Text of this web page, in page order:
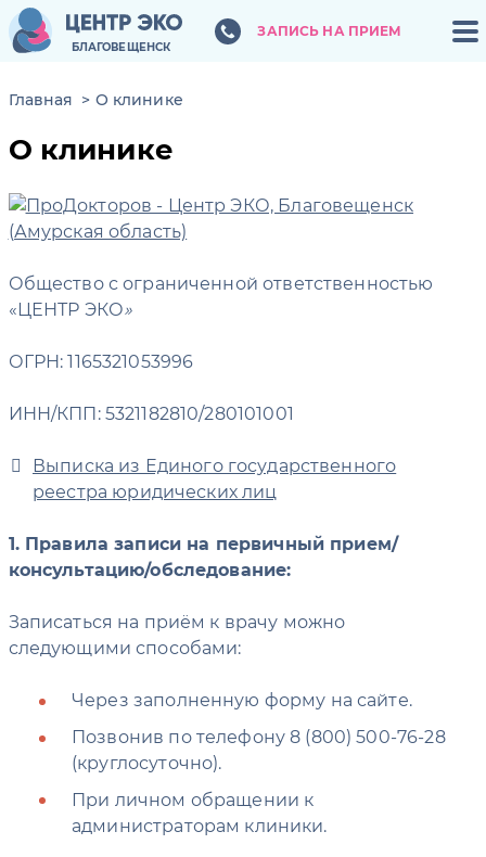
БЛАГОВЕЩЕНСК
ЗАПИСЬ НА ПРИЕМ
БЛАГОВЕЩЕНСК
ЗАПИСЬ НА ПРИЕМ
Главная О клинике
О клинике
Общество с ограниченной ответственностью
«ЦЕНТР ЭКО»
ОГРН: 1165321053996
ИНН/КПП: 5321182810/280101001
Выписка из Единого государственного
реестра юридических лиц
1. Правила записи на первичный прием/
консультацию/обследование:
Записаться на приём к врачу можно
следующими способами:
Через заполненную форму на сайте.
Позвонив по телефону 8 (800) 500-76-28
(круглосуточно).
При личном обращении к
администраторам клиники.